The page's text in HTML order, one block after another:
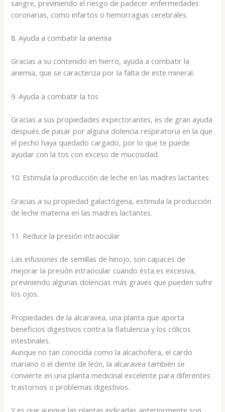
sangre, previniendo el riesgo de padecer enfermedades
coronarias, como infartos o hemorragias cerebrales.
8. Ayuda a combatir la anemia
Gracias a su contenido en hierro, ayuda a combatir la
anemia, que se caracteriza por la falta de este mineral.
9. Ayuda a combatir la tos
Gracias a sus propiedades expectorantes, es de gran ayuda
después de pasar por alguna dolencia respiratoria en la que
el pecho haya quedado cargado, por lo que te puede
ayudar con la tos con exceso de mucosidad.
10. Estimula la producción de leche en las madres lactantes
Gracias a su propiedad galactógena, estimula la producción
de leche materna en las madres lactantes.
11. Reduce la presión intraocular
Las infusiones de semillas de hinojo, son capaces de
mejorar la presión intraocular cuando ésta es excesiva,
previniendo algunas dolencias más graves que pueden sufrir
los ojos.
Propiedades de la alcaravea, una planta que aporta
beneficios digestivos contra la flatulencia y los cólicos
intestinales.
Aunque no tan conocida como la alcachofera, el cardo
mariano o el diente de león, la alcaravea también se
convierte en una planta medicinal excelente para diferentes
trastornos o problemas digestivos.